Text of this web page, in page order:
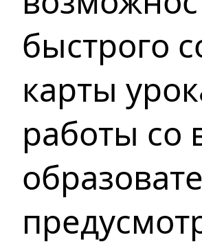
быстрого
карты
работы со